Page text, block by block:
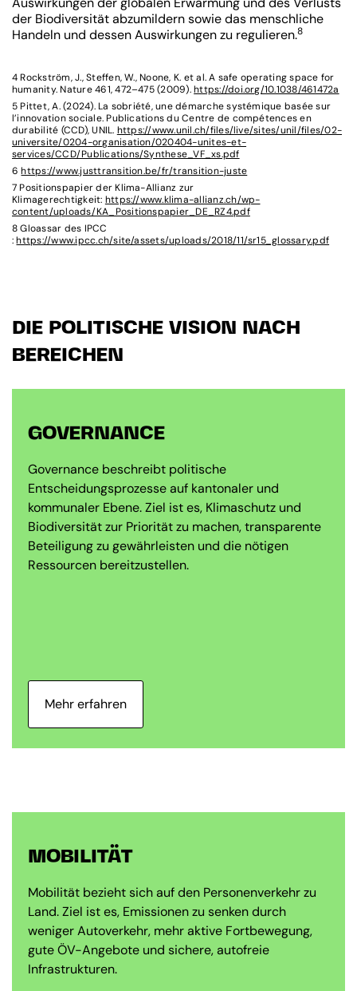
der Biodiversität abzumildern sowie das menschliche
Handeln und dessen Auswirkungen zu regulieren.8
4 Rockström, J., Steffen, W., Noone, K. et al. A safe operating space for
humanity. Nature 461, 472–475 (2009).https://doi.org/10.1038/461472a
5 Pittet, A. (2024). La sobriété, une démarche systémique basée sur
l’innovation sociale. Publications du Centre de compétences en
durabilité (CCD), UNIL. https://www.unil.ch/files/live/sites/unil/files/02-
universite/0204-organisation/020404-unites-et-
services/CCD/Publications/Synthese_VF_xs.pdf
6https://www.justtransition.be/fr/transition-juste
7 Positionspapier der Klima-Allianz zur
Klimagerechtigkeit: https://www.klima-allianz.ch/wp-
content/uploads/KA_Positionspapier_DE_RZ4.pdf
8 Gloassar des IPCC
:https://www.ipcc.ch/site/assets/uploads/2018/11/sr15_glossary.pdf
DIE POLITISCHE VISION NACH
BEREICHEN
GOVERNANCE
Governance beschreibt politische
Entscheidungsprozesse auf kantonaler und
kommunaler Ebene. Ziel ist es, Klimaschutz und
Biodiversität zur Priorität zu machen, transparente
Beteiligung zu gewährleisten und die nötigen
Ressourcen bereitzustellen.
Mehr erfahren
MOBILITÄT
Mobilität bezieht sich auf den Personenverkehr zu
Land. Ziel ist es, Emissionen zu senken durch
weniger Autoverkehr, mehr aktive Fortbewegung,
gute ÖV-Angebote und sichere, autofreie
Infrastrukturen.